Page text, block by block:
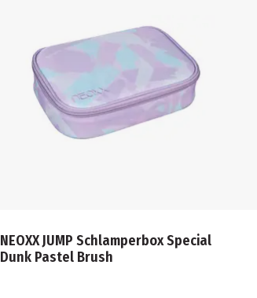
NEOXX JUMP Schlamperbox Special
Dunk Pastel Brush